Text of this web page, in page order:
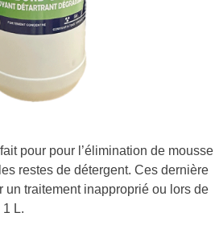
pour pour l’élimination de mousse
restes de détergent. Ces dernière
un traitement inapproprié ou lors de
1 L.